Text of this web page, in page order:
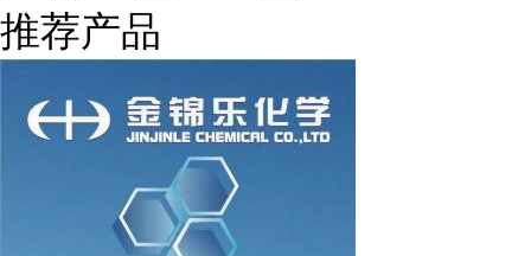
推荐产品